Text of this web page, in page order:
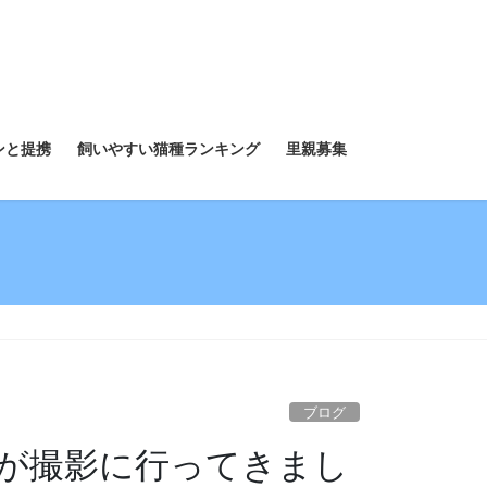
と提携 飼いやすい猫種ランキング 里親募集
ブログ
撮影に行ってきまし